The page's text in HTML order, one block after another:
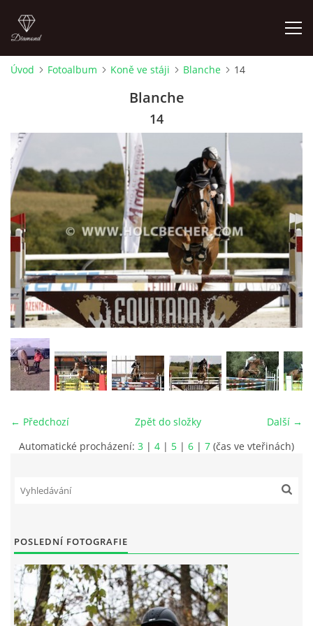
KONTAKT
SLUŽBY
JEŽDĚNÍ PRO VEŘEJNOST
FOTOALBUM
VIDEA
ODKAZY
NOVÝ PŘEKÁŽKOVÝ MATERIÁL
NÁHRADNÍ TERMÍN BRIGÁDY PRO TY KTEŘÍ SE
NEDOSTAVILI NA PODZIMNÍ BRIGÁDU
Úvod Fotoalbum Koně ve stáji Blanche 14
Blanche
14
← Předchozí Další →
Zpět do složky
Automatické procházení: 3 | 4 | 5 | 6 | 7 (čas ve vteřinách)
POSLEDNÍ FOTOGRAFIE